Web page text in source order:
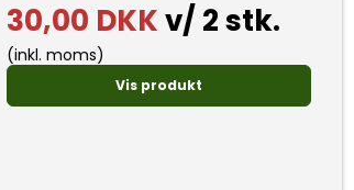
30,00 DKKv/ 2 stk.
(inkl. moms)
Vis produkt